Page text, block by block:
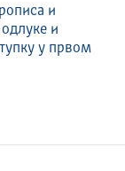
и
и
у првом